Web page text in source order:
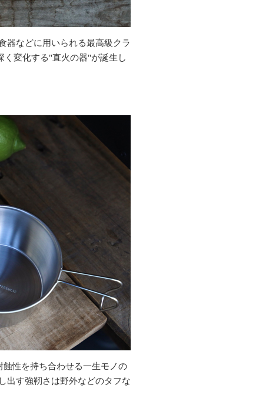
器などに用いられる最高級クラ
く変化する"直火の器"が誕生し
性を持ち合わせる一生モノの
出す強靭さは野外などのタフな